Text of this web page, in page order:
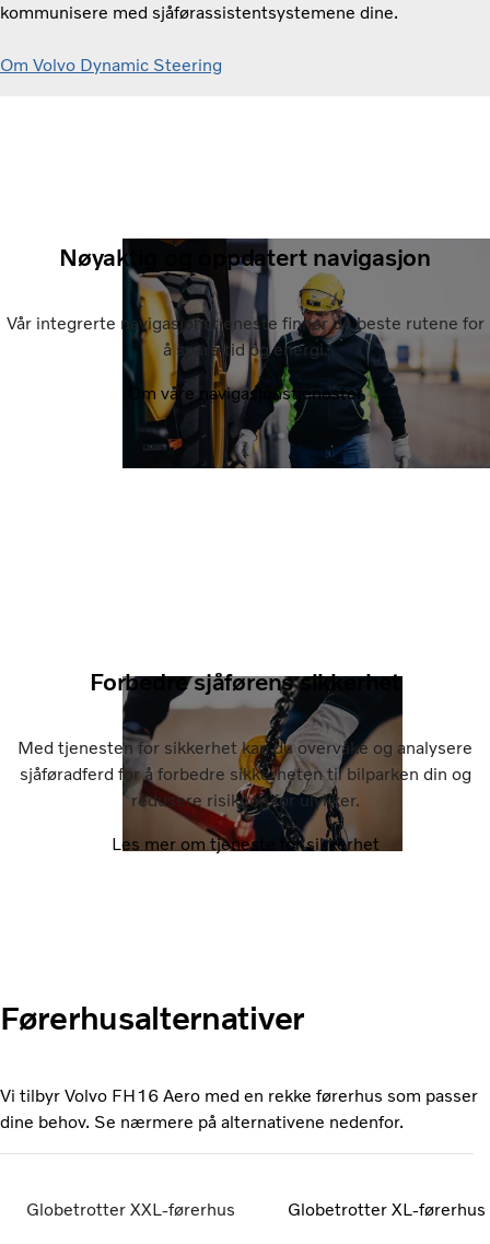
kommunisere med sjåførassistentsystemene dine.
Om Volvo Dynamic Steering
Nøyaktig og oppdatert navigasjon
Vår integrerte navigasjonstjeneste finner de beste rutene for
å spare tid og energi.
Om våre navigasjonstjenester
Forbedre sjåførens sikkerhet
Med tjenesten for sikkerhet kan du overvåke og analysere
sjåføradferd for å forbedre sikkerheten til bilparken din og
redusere risikoen for ulykker.
Les mer om tjeneste for sikkerhet
Førerhusalternativer
Vi tilbyr Volvo FH16 Aero med en rekke førerhus som passer
dine behov. Se nærmere på alternativene nedenfor.
Globetrotter XXL-førerhus Globetrotter XL-førerhus